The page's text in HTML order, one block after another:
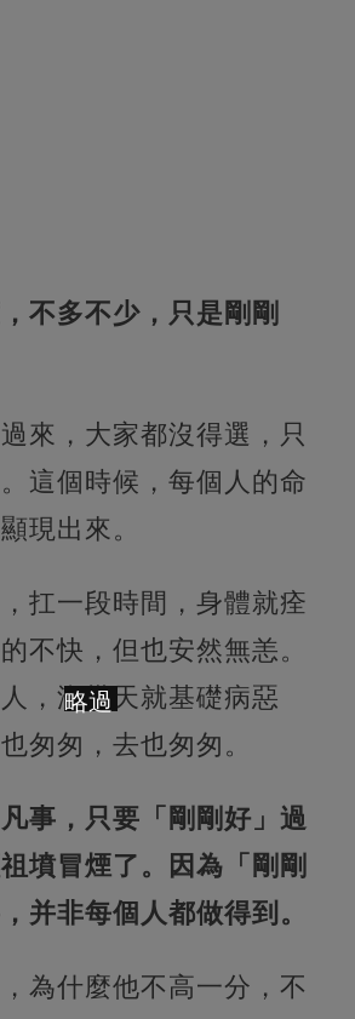
不多不少，只是剛剛
來，大家都沒得選，只
這個時候，每個人的命
現出來。
扛一段時間，身體就痊
不快，但也安然無恙。
，沒幾天就基礎病惡
匆匆，去也匆匆。
凡事，只要「剛剛好」過
墳冒煙了。因為「剛剛
并非每個人都做得到。
為什麼他不高一分，不
略過